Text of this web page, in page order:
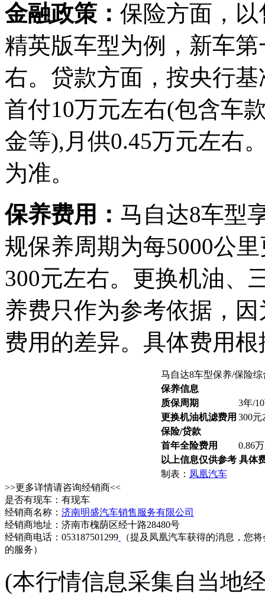
金融政策： 保险方面，以
精英版车型为例，新车
右。贷款方面，按央行
首付10万元左右(包含车
金等),月供0.45万元左右
为准。
保养费用： 马自达8车型
规保养周期为每5000公
300元左右。更换机油、
养费只作为参考依据，
费用的差异。具体费用
马自达8车型保养/保险综
保养信息
质保周期
3年/
更换机油机滤费用 300元
保险/贷款
首年全险费用
0.86
以上信息仅供参考 具体
制表： 凤凰汽车
>>更多详情请咨询经销商<<
是否有现车：有现车
经销商名称： 济南明盛汽车销售服务有限公司
经销商地址：济南市槐荫区经十路28480号
经销商电话：053187501299
（提及凤凰汽车获得的消息，您
的服务）
(本行情信息采集自当地